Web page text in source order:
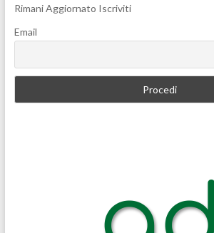
Rimani Aggiornato Iscriviti
Email